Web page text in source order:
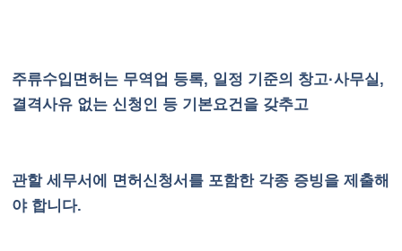
주류수입면허는 무역업 등록, 일정 기준의 창고·사무실,
결격사유 없는 신청인 등 기본요건을 갖추고
관할 세무서에 면허신청서를 포함한 각종 증빙을 제출해
야 합니다.